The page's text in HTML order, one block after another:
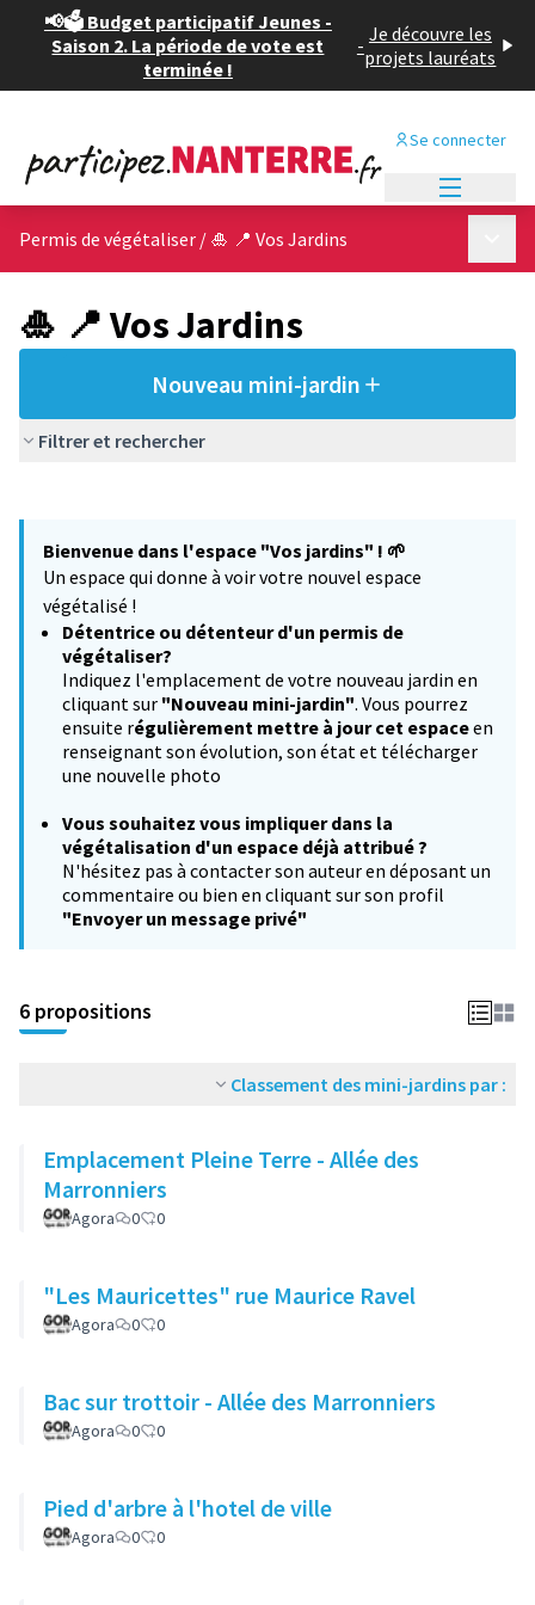
📢🗳️ Budget participatif Jeunes -
Saison 2. La période de vote est
terminée !
- Je découvre les
projets lauréats
Se connecter
Permis de végétaliser / 🎍 📍 Vos Jardins
🎍 📍 Vos Jardins
Nouveau mini-jardin
Filtrer et rechercher
−
Bienvenue dans l'espace "Vos jardins" ! 🌱
Un espace qui donne à voir votre nouvel espace
végétalisé !
Détentrice ou détenteur d'un permis de
végétaliser?
Indiquez l'emplacement de votre nouveau jardin en
cliquant sur "Nouveau mini-jardin". Vous pourrez
ensuite régulièrement mettre à jour cet espaceen
renseignant son évolution, son état et télécharger
une nouvelle photo
Vous souhaitez vous impliquer dans la
végétalisation d'un espace déjà attribué ?
N'hésitez pas à contacter son auteur en déposant un
commentaire ou bien en cliquant sur son profil
"Envoyer un message privé"
6 propositions
Classement des mini-jardins par :
Emplacement Pleine Terre - Allée des
Marronniers
Agora 0 0
"Les Mauricettes" rue Maurice Ravel
Agora 0 0
Bac sur trottoir - Allée des Marronniers
Agora 0 0
Pied d'arbre à l'hotel de ville
Agora 0 0